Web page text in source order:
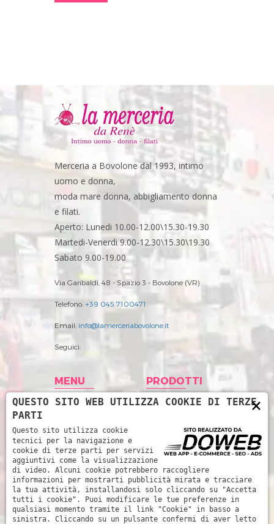
Merceria a Bovolone dal 1993, intimo
uomo e donna,
moda mare donna, abbigliamento donna
e filati.
Aperto: Lunedi 10.00-12.00\15.30-19.30
Martedi-Venerdi 9.00-12.30\15.30\19.30
Sabato 9.00-19.00
Via Garibaldi, 48 - Spazio 3 - Bovolone (VR)
Telefono: +39 045 7100471
Email: info@lamerceriabovolone.it
Seguici:
MENU
Home
Storia
Prodotti
News
Contatti
PRODOTTI
Abbigliamento
Accessori merceria
Filati
Intimo Donna
Intimo uomo
Mare
×
QUESTO SITO WEB UTILIZZA COOKIE DI TERZE
PARTI
Questo sito utilizza cookie
tecnici per la navigazione e
cookie di terze parti per servizi
aggiuntivi come la visualizzazione
di video. Alcuni cookie potrebbero raccogliere
informazioni per mostrarti pubblicità mirata e tracciare
la tua attività, installandosi solo cliccando su "Accetta
tutti i cookie". Puoi modificare le tue preferenze in
qualsiasi momento tramite il link "Cookie" in basso a
sinistra. Cliccando su un pulsante confermi di aver letto